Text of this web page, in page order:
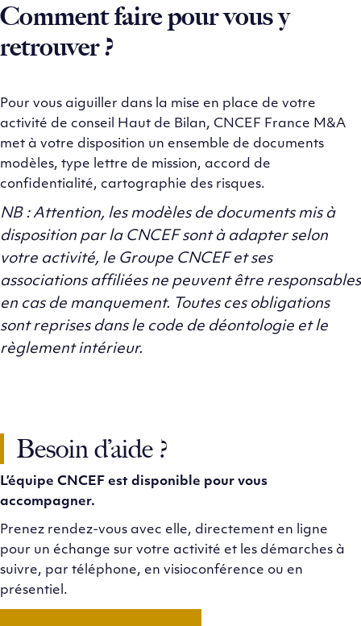
Comment faire pour vous y
retrouver ?
Pour vous aiguiller dans la mise en place de votre
activité de conseil Haut de Bilan, CNCEF France M&A
met à votre disposition un ensemble de documents
modèles, type lettre de mission, accord de
confidentialité, cartographie des risques.
NB : Attention, les modèles de documents mis à
disposition par la CNCEF sont à adapter selon
votre activité, le Groupe CNCEF et ses
associations affiliées ne peuvent être responsables
en cas de manquement. Toutes ces obligations
sont reprises dans le code de déontologie et le
règlement intérieur.
Besoin d’aide ?
L’équipe CNCEF est disponible pour vous
accompagner.
Prenez rendez-vous avec elle, directement en ligne
pour un échange sur votre activité et les démarches à
suivre, par téléphone, en visioconférence ou en
présentiel.